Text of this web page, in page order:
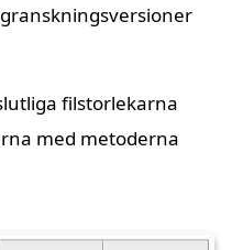
filstorlekarna
med metoderna